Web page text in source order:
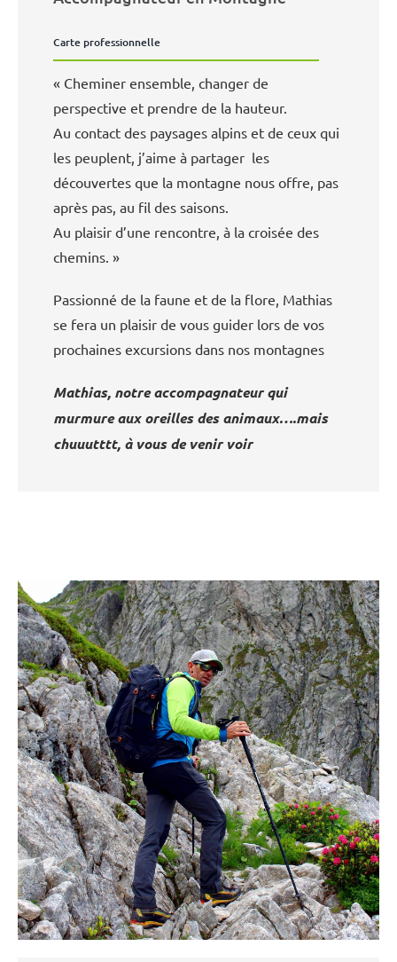
Carte professionnelle
« Cheminer ensemble, changer de
perspective et prendre de la hauteur.
Au contact des paysages alpins et de ceux qui
les peuplent, j’aime à partager les
découvertes que la montagne nous offre, pas
après pas, au fil des saisons.
Au plaisir d’une rencontre, à la croisée des
chemins. »
Passionné de la faune et de la flore, Mathias
se fera un plaisir de vous guider lors de vos
prochaines excursions dans nos montagnes
Mathias, notre accompagnateur qui
murmure aux oreilles des animaux….mais
chuuutttt, à vous de venir voir